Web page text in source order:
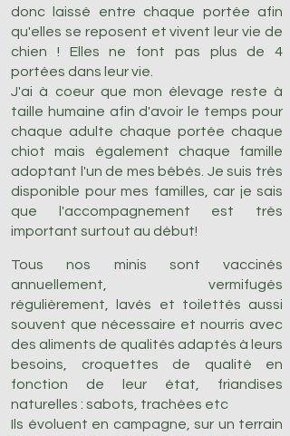
donc laissé entre chaque portée afin
qu'elles se reposent et vivent leur vie de
chien ! Elles ne font pas plus de 4
portées dans leur vie.
J'ai à coeur que mon élevage reste à
taille humaine afin d'avoir le temps pour
chaque adulte chaque portée chaque
chiot mais également chaque famille
adoptant l'un de mes bébés. Je suis très
disponible pour mes familles, car je sais
que l'accompagnement est très
important surtout au début!
Tous nos minis sont vaccinés
annuellement, vermifugés
régulièrement, lavés et toilettés aussi
souvent que nécessaire et nourris avec
des aliments de qualités adaptés à leurs
besoins, croquettes de qualité en
fonction de leur état, friandises
naturelles : sabots, trachées etc
Ils évoluent en campagne, sur un terrain